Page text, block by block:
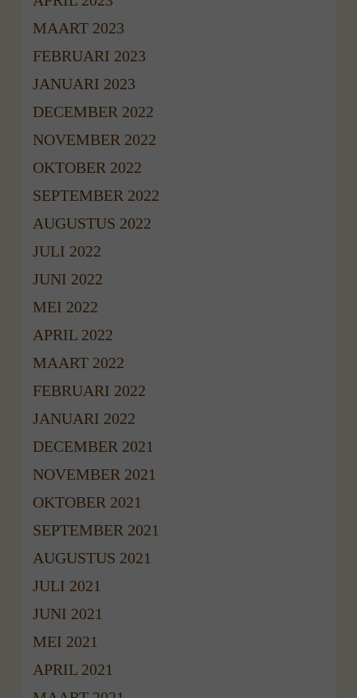
MAART 2023
FEBRUARI 2023
JANUARI 2023
DECEMBER 2022
NOVEMBER 2022
OKTOBER 2022
SEPTEMBER 2022
AUGUSTUS 2022
JULI 2022
JUNI 2022
MEI 2022
APRIL 2022
MAART 2022
FEBRUARI 2022
JANUARI 2022
DECEMBER 2021
NOVEMBER 2021
OKTOBER 2021
SEPTEMBER 2021
AUGUSTUS 2021
JULI 2021
JUNI 2021
MEI 2021
APRIL 2021